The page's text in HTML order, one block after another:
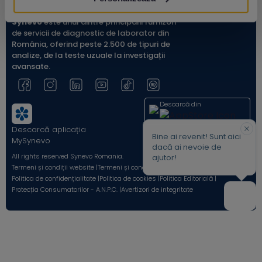
Synevoeste unul dintre principalii furnizori
de servicii de diagnostic de laborator din
România, oferind peste 2.500 de tipuri de
analize, de la teste uzuale la investigații
avansate.
Descarcă aplicația
MySynevo
Descarcă din
All rights reserved Synevo Romania.
Termeni și condiții website |Termeni și condiții Shop Online |
Politica de confidențialitate |Politica de cookies |Politica Editorială |
Protecția Consumatorilor - A.N.P.C. |Avertizori de integritate
Bine ai revenit! Sunt aici
dacă ai nevoie de
ajutor!